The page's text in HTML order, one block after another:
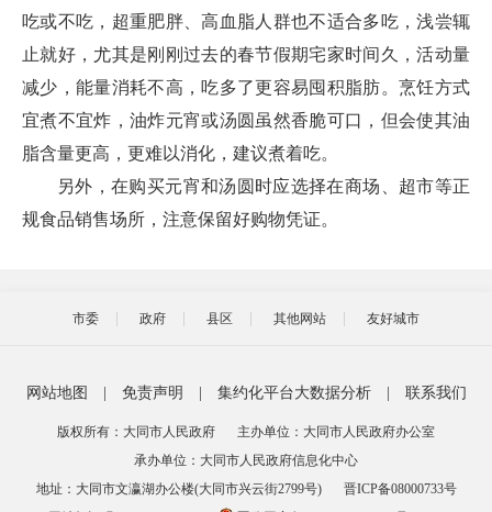
吃或不吃，超重肥胖、高血脂人群也不适合多吃，浅尝辄
止就好，尤其是刚刚过去的春节假期宅家时间久，活动量
减少，能量消耗不高，吃多了更容易囤积脂肪。烹饪方式
宜煮不宜炸，油炸元宵或汤圆虽然香脆可口，但会使其油
脂含量更高，更难以消化，建议煮着吃。
另外，在购买元宵和汤圆时应选择在商场、超市等正
规食品销售场所，注意保留好购物凭证。
市委 政府 县区 其他网站 友好城市
网站地图 免责声明 集约化平台大数据分析 联系我们
版权所有：大同市人民政府
主办单位：大同市人民政府办公室
承办单位：大同市人民政府信息化中心
地址：大同市文瀛湖办公楼(大同市兴云街2799号)
晋ICP备08000733号